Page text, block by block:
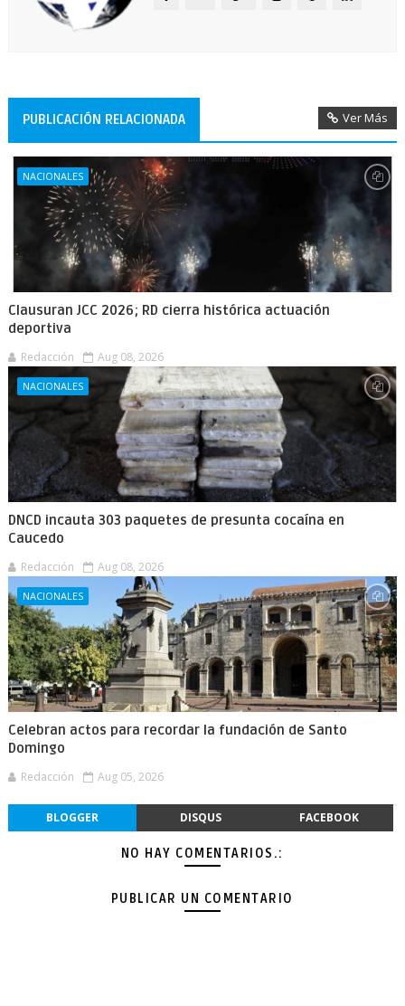
PUBLICACIÓN RELACIONADA Ver Más
NACIONALES
Clausuran JCC 2026; RD cierra histórica actuación
deportiva
Redacción Aug 08, 2026
NACIONALES
DNCD incauta 303 paquetes de presunta cocaína en
Caucedo
Redacción Aug 08, 2026
NACIONALES
Celebran actos para recordar la fundación de Santo
Domingo
Redacción Aug 05, 2026
BLOGGER DISQUS FACEBOOK
NO HAY COMENTARIOS.:
PUBLICAR UN COMENTARIO